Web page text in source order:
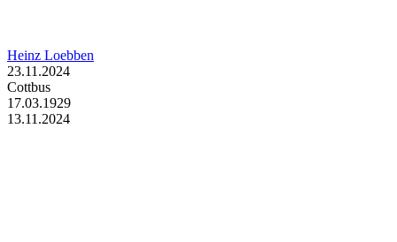
Heinz Loebben
23.11.2024
Cottbus
17.03.1929
13.11.2024